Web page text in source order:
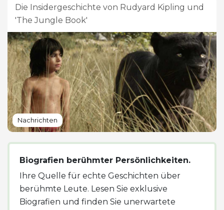
Die Insidergeschichte von Rudyard Kipling und
'The Jungle Book'
Nachrichten
Biografien berühmter Persönlichkeiten.
Ihre Quelle für echte Geschichten über
berühmte Leute. Lesen Sie exklusive
Biografien und finden Sie unerwartete